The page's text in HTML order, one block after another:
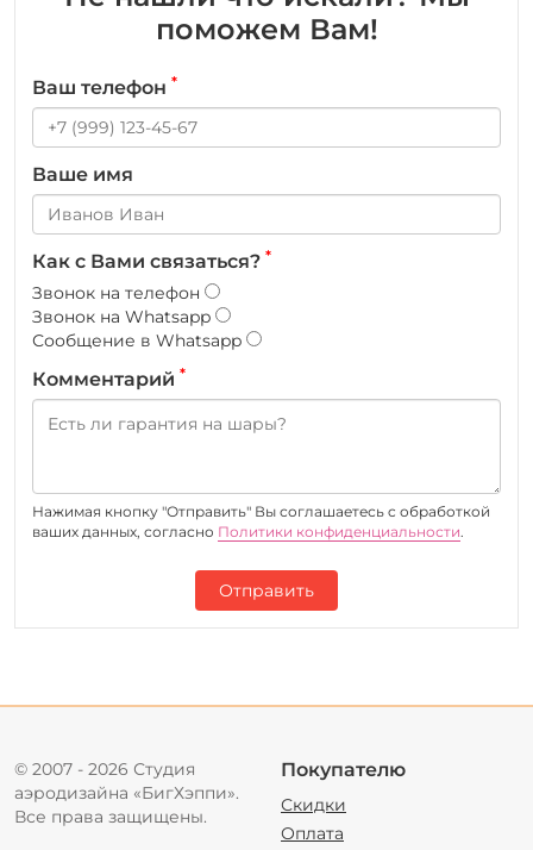
поможем Вам!
Ваш телефон *
Ваше имя
Как с Вами связаться? *
Звонок на телефон
Звонок на Whatsapp
Сообщение в Whatsapp
Комментарий *
Нажимая кнопку "Отправить" Вы соглашаетесь c обработкой
ваших данных, согласно Политики конфиденциальности.
Отправить
© 2007 - 2026 Студия
аэродизайна «БигХэппи».
Все права защищены.
Покупателю
Скидки
Оплата